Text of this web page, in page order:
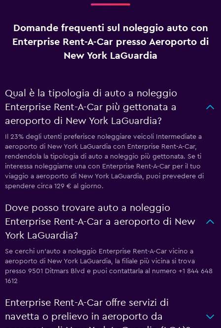
Domande frequenti sul noleggio auto con
Enterprise Rent-A-Car presso Aeroporto di
New York LaGuardia
Qual è la tipologia di auto a noleggio
Enterprise Rent-A-Car più gettonata a
aeroporto di New York LaGuardia?
Il 23% degli utenti preferisce noleggiare veicoli Intermediate a
aeroporto di New York LaGuardia con Enterprise Rent-A-Car,
rendendola la tipologia di auto a noleggio più gettonata. Se ti
interessa noleggiarne una con Enterprise Rent-A-Car per il tuo
viaggio a aeroporto di New York LaGuardia, puoi prevedere di
spendere circa 129 € al giorno.
Dove posso trovare auto a noleggio
Enterprise Rent-A-Car a aeroporto di New
York LaGuardia?
Se cerchi un'auto a noleggio Enterprise Rent-A-Car vicino a
aeroporto di New York LaGuardia, la filiale più vicina si trova
presso 9501 Ditmars Blvd e puoi contattarla al numero +1 844 648
1612
Enterprise Rent-A-Car offre servizi di
navetta o prelievo in aeroporto da